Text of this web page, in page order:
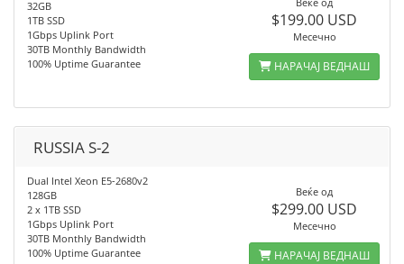
32GB
1TB SSD
1Gbps Uplink Port
30TB Monthly Bandwidth
100% Uptime Guarantee
$199.00 USD
Месечно
НАРАЧАЈ ВЕДНАШ
RUSSIA S-2
Dual Intel Xeon E5-2680v2
128GB
2 x 1TB SSD
1Gbps Uplink Port
30TB Monthly Bandwidth
100% Uptime Guarantee
Веќе од
$299.00 USD
Месечно
НАРАЧАЈ ВЕДНАШ